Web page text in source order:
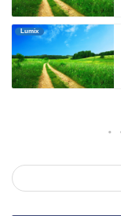
Lumix